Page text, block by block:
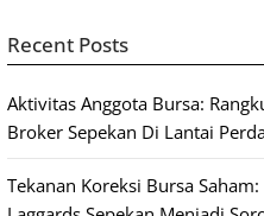
Recent Posts
Aktivitas Anggota Bursa:
Broker Sepekan Di Lantai
Tekanan Koreksi Bursa